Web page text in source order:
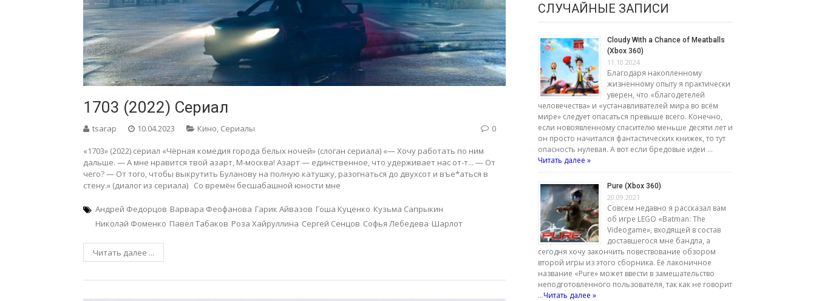
1703 (2022) Сериал
tsarap 10.04.2023 Кино Сериалы 0
«1703» (2022) сериал «Чёрная комедия города белых ночей» (слоган сериала) «— Хочу работать по ним
дальше. — А мне нравится твой азарт, М-москва! Азарт — единственное, что удерживает нас от-т... — От
чего? — От того, чтобы выкрутить Буланову на полную катушку, разогнаться до двухсот и въе*аться в
стену.» (диалог из сериала) Со времён бесшабашной юности мне
Андрей Федорцов Варвара Феофанова Гарик Айвазов Гоша Куценко Кузьма Сапрыкин
Николай Фоменко Павел Табаков Роза Хайруллина Сергей Сенцов Софья Лебедева Шарлот
Читать далее ...
СЛУЧАЙНЫЕ ЗАПИСИ
Cloudy With a Chance of Meatballs
(Xbox 360)
11.10.2024
Благодаря накопленному
жизненному опыту я практически
уверен, что «благодетелей
человечества» и «устанавливателей мира во всём
мире» следует опасаться превыше всего. Конечно,
если новоявленному спасителю меньше десяти лет и
он просто начитался фантастических книжек, то тут
опасность нулевая. А вот если бредовые идеи …
Читать далее »
Pure (Xbox 360)
20.09.2021
Совсем недавно я рассказал вам
об игре LEGO «Batman: The
Videogame», входящей в состав
доставшегося мне бандла, а
сегодня хочу закончить повествование обзором
второй игры из этого сборника. Её лаконичное
название «Pure» может ввести в замешательство
неподготовленного пользователя, так как не говорит
…Читать далее »